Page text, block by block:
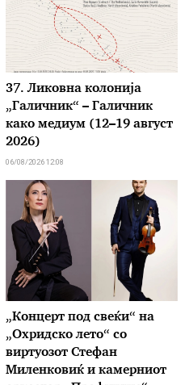
37. Ликовна колонија
„Галичник“ – Галичник
како медиум (12–19 август
2026)
06/08/2026 12:08
„Концерт под свеќи“ на
„Охридско лето“ со
виртуозот Стефан
Миленковиќ и камерниот